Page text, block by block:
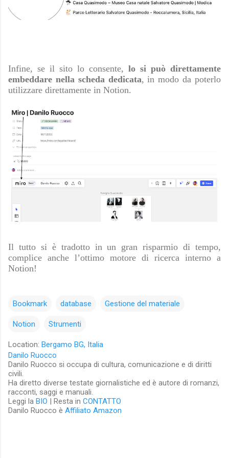
Infine, se il sito lo consente, lo si può direttamente
embeddare nella scheda dedicata, in modo da poterlo
utilizzare direttamente in Notion.
Il tutto si è tradotto in un gran risparmio di tempo,
complice anche l’ottimo motore di ricerca interno a
Notion!
Bookmark database Gestione del materiale
Notion Strumenti
Location: Bergamo BG, Italia
Danilo Ruocco
Danilo Ruocco si occupa di cultura, comunicazione e di diritti
civili.
Ha diretto diverse testate giornalistiche ed è autore di romanzi,
racconti, saggi e manuali.
Leggi la BIO | Resta in CONTATTO
Danilo Ruocco è Affiliato Amazon